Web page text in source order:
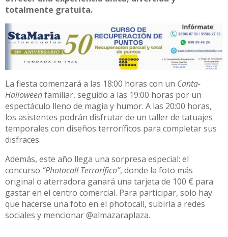
totalmente gratuita.
La fiesta comenzará a las 18:00 horas con un Canta-
Halloweenfamiliar, seguido a las 19:00 horas por un
espectáculo lleno de magia y humor. A las 20:00 horas,
los asistentes podrán disfrutar de un taller de tatuajes
temporales con diseños terroríficos para completar sus
disfraces.
Además, este año llega una sorpresa especial: el
concurso “Photocall Terrorífico”, donde la foto más
original o aterradora ganará una tarjeta de 100 € para
gastar en el centro comercial. Para participar, solo hay
que hacerse una foto en el photocall, subirla a redes
sociales y mencionar @almazaraplaza.